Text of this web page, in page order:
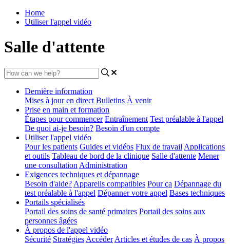
Home
Utiliser l'appel vidéo
Salle d'attente
Dernière information
Mises à jour en direct Bulletins À venir
Prise en main et formation
Étapes pour commencer Entraînement Test préalable à l'appel
De quoi ai-je besoin? Besoin d'un compte
Utiliser l'appel vidéo
Pour les patients Guides et vidéos Flux de travail Applications
et outils Tableau de bord de la clinique Salle d'attente Mener
une consultation Administration
Exigences techniques et dépannage
Besoin d'aide? Appareils compatibles Pour ça Dépannage du
test préalable à l'appel Dépanner votre appel Bases techniques
Portails spécialisés
Portail des soins de santé primaires Portail des soins aux
personnes âgées
À propos de l'appel vidéo
Sécurité Stratégies Accéder Articles et études de cas À propos